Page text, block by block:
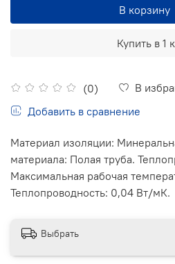
(0)
В
Добавить в сравнение
В корзину
Купить в 1
Материал изоляции:
материала: Полая труба.
Максимальная рабочая
Теплопроводность: 0,04 Вт/мК.
Выбрать